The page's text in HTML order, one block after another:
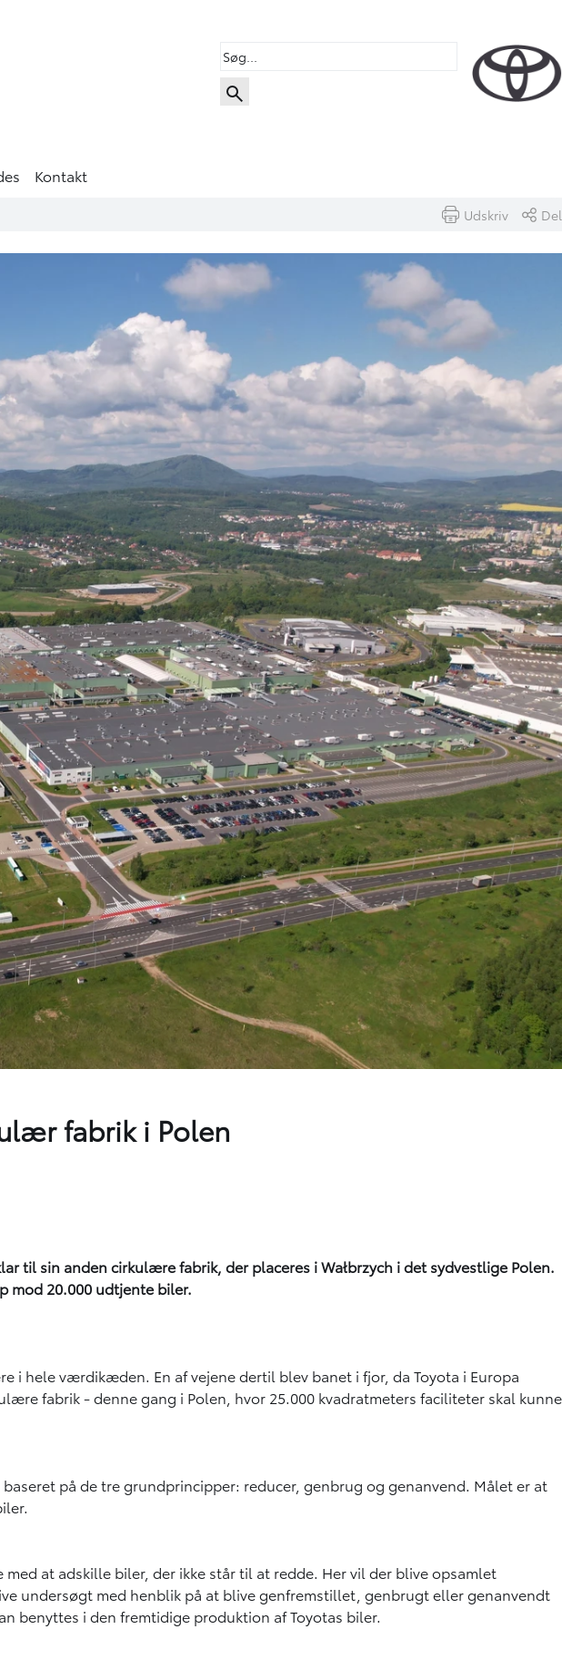
Kontakt
Udskriv Del
fabrik i Polen
til sin anden cirkulære fabrik, der placeres i Wałbrzych i det sydvestlige Polen.
mod 20.000 udtjente biler.
i hele værdikæden. En af vejene dertil blev banet i fjor, da Toyota i Europa
fabrik - denne gang i Polen, hvor 25.000 kvadratmeters faciliteter skal kunne
på de tre grundprincipper: reducer, genbrug og genanvend. Målet er at
at adskille biler, der ikke står til at redde. Her vil der blive opsamlet
undersøgt med henblik på at blive genfremstillet, genbrugt eller genanvendt
benyttes i den fremtidige produktion af Toyotas biler.